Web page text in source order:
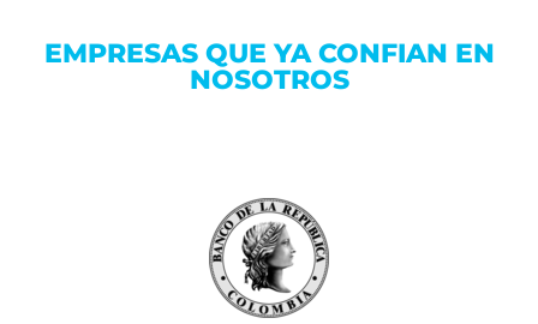
EMPRESAS QUE YA CONFIAN EN
NOSOTROS